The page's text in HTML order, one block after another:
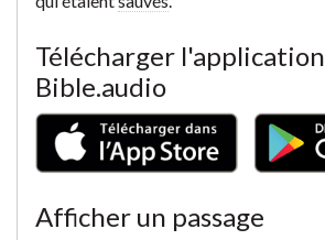
Télécharger l'application
Bible.audio
Afficher un passage